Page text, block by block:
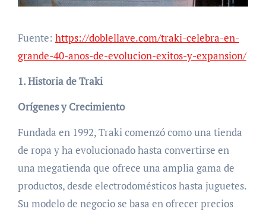
Fuente: https://doblellave.com/traki-celebra-en-
grande-40-anos-de-evolucion-exitos-y-expansion/
1. Historia de Traki
Orígenes y Crecimiento
Fundada en 1992, Traki comenzó como una tienda
de ropa y ha evolucionado hasta convertirse en
una megatienda que ofrece una amplia gama de
productos, desde electrodomésticos hasta juguetes.
Su modelo de negocio se basa en ofrecer precios